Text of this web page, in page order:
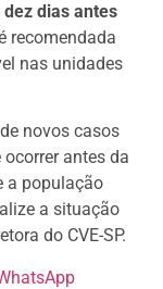
dias antes
recomendada
nas unidades
novos casos
antes da
a população
a situação
do CVE-SP.